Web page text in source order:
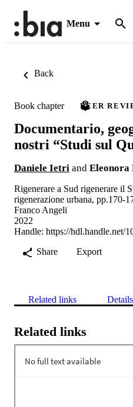
Menu
Back
Book chapter PEER
Documentario,
nostri “Studi sul
Daniele Ietri and
Rigenerare a Sud rigenerare il
rigenerazione urbana, pp.170-
Franco Angeli
2022
Handle: https://hdl.handle.net/
Share
Export
Related links Details
Related links